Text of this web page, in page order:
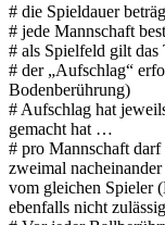
# die Spieldauer
# jede Mannschaft
# als Spielfeld gilt
# der „Aufschlag“
Bodenberührung)
# Aufschlag hat
gemacht hat …
# pro Mannschaft
zweimal nacheinander
vom gleichen Spieler
ebenfalls nicht